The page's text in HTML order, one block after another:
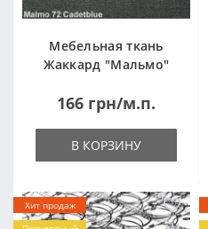
Мебельная ткань
Жаккард "Мальмо"
166 грн/м.п.
В КОРЗИНУ
Хит продаж